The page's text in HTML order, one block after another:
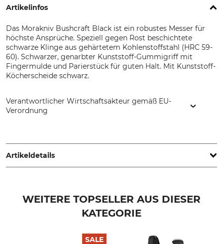
Artikelinfos
Das Morakniv Bushcraft Black ist ein robustes Messer für
höchste Ansprüche. Speziell gegen Rost beschichtete
schwarze Klinge aus gehärtetem Kohlenstoffstahl (HRC 59-
60). Schwarzer, genarbter Kunststoff-Gummigriff mit
Fingermulde und Parierstück für guten Halt. Mit Kunststoff-
Köcherscheide schwarz.
Verantwortlicher Wirtschaftsakteur gemäß EU-
Verordnung
www.morakniv.se
Artikeldetails
Klingenstärke
WEITERE TOPSELLER AUS DIESER
KATEGORIE
SALE